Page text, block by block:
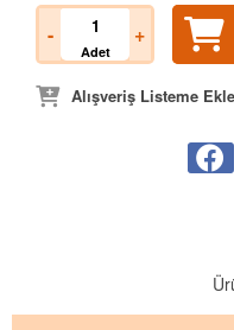
-
Adet
+
Alışveriş Listeme Ekle